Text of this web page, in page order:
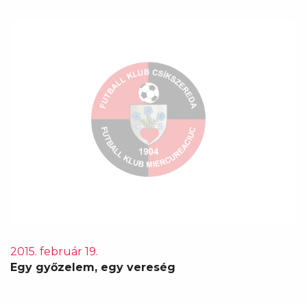
2015. február 19.
Egy győzelem, egy vereség